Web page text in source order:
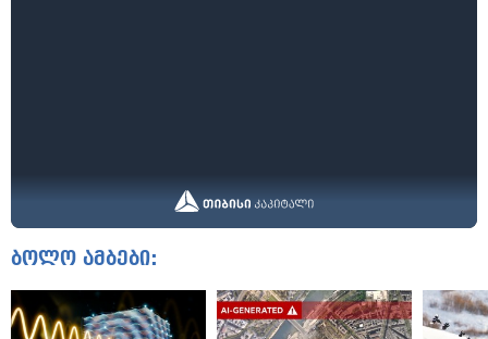
ბოლო ამბები: